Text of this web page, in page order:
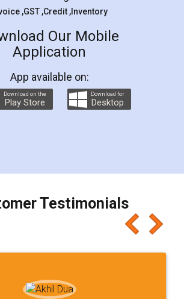
,GST ,Credit ,Inventory
Our Mobile
Application
App available on:
Download on the
Play Store
Download for
Desktop
Testimonials